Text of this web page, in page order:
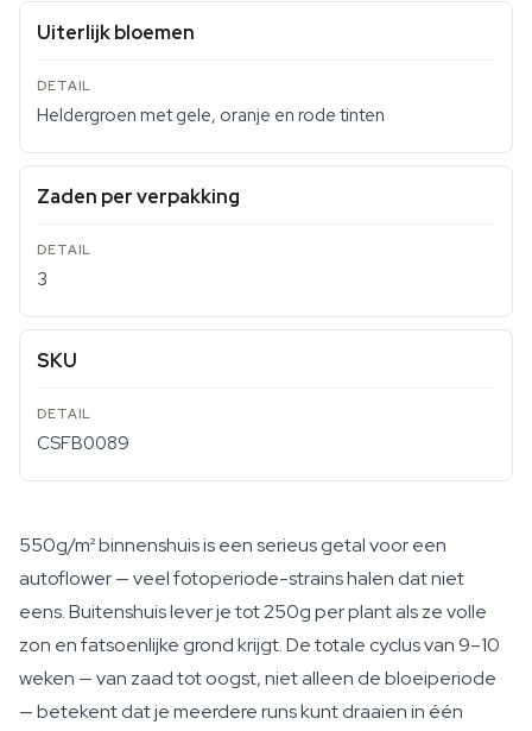
Uiterlijk bloemen
Heldergroen met gele, oranje en rode tinten
Zaden per verpakking
3
SKU
CSFB0089
550g/m² binnenshuis is een serieus getal voor een
autoflower — veel fotoperiode-strains halen dat niet
eens. Buitenshuis lever je tot 250g per plant als ze volle
zon en fatsoenlijke grond krijgt. De totale cyclus van 9–10
weken — van zaad tot oogst, niet alleen de bloeiperiode
— betekent dat je meerdere runs kunt draaien in één